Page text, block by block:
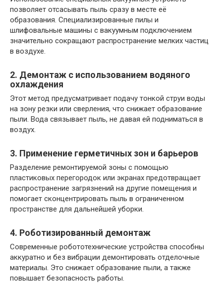
позволяет отсасывать пыль сразу в месте её
образования. Специализированные пилы и
шлифовальные машины с вакуумным подключением
значительно сокращают распространение мелких частиц
в воздухе.
2. Демонтаж с использованием водяного
охлаждения
Этот метод предусматривает подачу тонкой струи воды
на зону резки или сверления, что снижает образование
пыли. Вода связывает пыль, не давая ей подниматься в
воздух.
3. Применение герметичных зон и барьеров
Разделение ремонтируемой зоны с помощью
пластиковых перегородок или экранах предотвращает
распространение загрязнений на другие помещения и
помогает сконцентрировать пыль в ограниченном
пространстве для дальнейшей уборки.
4. Роботизированный демонтаж
Современные робототехнические устройства способны
аккуратно и без вибрации демонтировать отделочные
материалы. Это снижает образование пыли, а также
повышает безопасность работы.